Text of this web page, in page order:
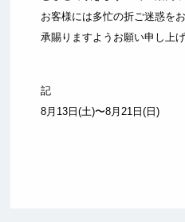
お客様には多忙の折ご迷惑を
承賜りますようお願い申し上げ
記
8月13日(土)〜8月21日(日)